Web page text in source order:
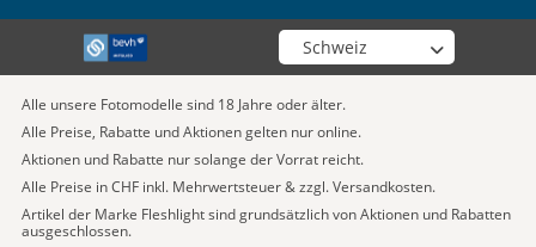
Wähle deinen Shop
Alle unsere Fotomodelle sind 18 Jahre oder älter.
Alle Preise, Rabatte und Aktionen gelten nur online.
Aktionen und Rabatte nur solange der Vorrat reicht.
Alle Preise in CHF inkl. Mehrwertsteuer & zzgl. Versandkosten.
Artikel der Marke Fleshlight sind grundsätzlich von Aktionen und Rabatten
ausgeschlossen.